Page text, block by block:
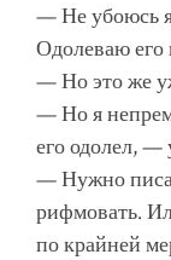
— Не убоюсь
Одолеваю его
— Но это же
— Но я
его одолел, —
— Нужно
рифмовать.
по крайней